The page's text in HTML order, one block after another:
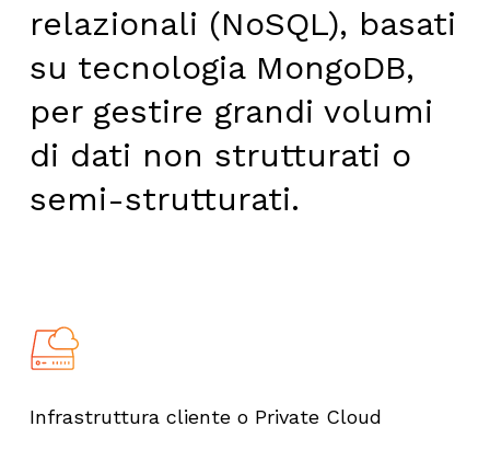
relazionali (NoSQL), basati
su tecnologia MongoDB,
per gestire grandi volumi
di dati non strutturati o
semi-strutturati.
Infrastruttura cliente o Private Cloud